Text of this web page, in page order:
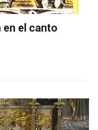
el canto